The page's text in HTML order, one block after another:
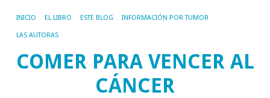
INICIO EL LIBRO ESTE BLOG INFORMACIÓN POR TUMOR
LAS AUTORAS
COMER PARA VENCER AL
CÁNCER